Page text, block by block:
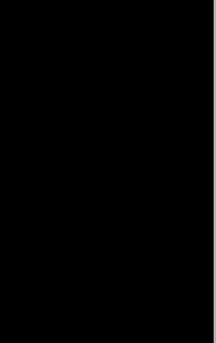
al borde
mundo, Tesis
en uno
del cine
y dejando